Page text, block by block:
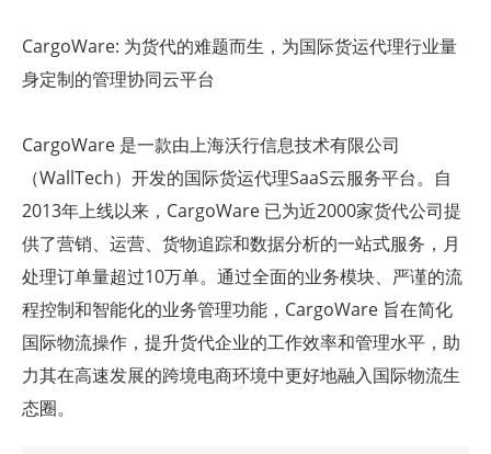
CargoWare: 为货代的难题而生，为国际货运代理行业量
身定制的管理协同云平台
CargoWare 是一款由上海沃行信息技术有限公司
（WallTech）开发的国际货运代理SaaS云服务平台。自
2013年上线以来，CargoWare 已为近2000家货代公司提
供了营销、运营、货物追踪和数据分析的一站式服务，月
处理订单量超过10万单。通过全面的业务模块、严谨的流
程控制和智能化的业务管理功能，CargoWare 旨在简化
国际物流操作，提升货代企业的工作效率和管理水平，助
力其在高速发展的跨境电商环境中更好地融入国际物流生
态圈。